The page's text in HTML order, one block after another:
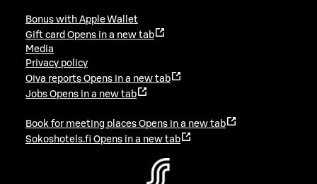
Bonus with Apple Wallet
Gift card Opens in a new tab
Media
Privacy policy
Oiva reports Opens in a new tab
Jobs Opens in a new tab
Book for meeting places Opens in a new tab
Sokoshotels.fi Opens in a new tab